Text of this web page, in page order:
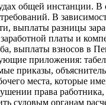
общей инстанции.
В
выплаты разницы
платы и
выплаты взносов в
приложения:
приказы,
места, которые
права работника,
судовым органам